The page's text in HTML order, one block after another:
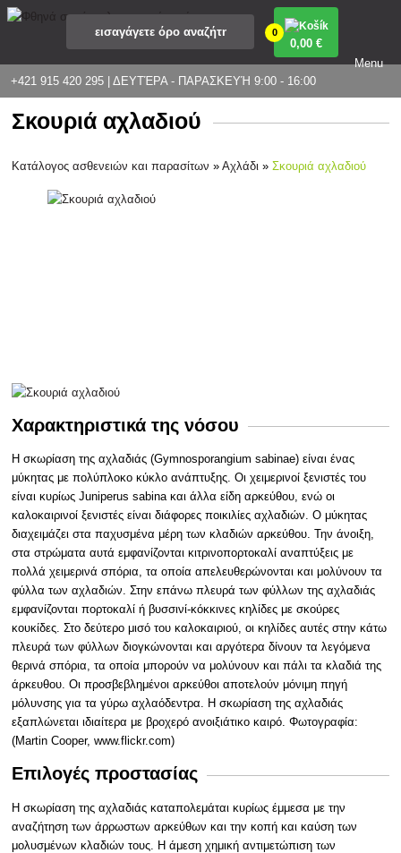
+421 915 420 295 | ΔΕΥΤΈΡΑ - ΠΑΡΑΣΚΕΥΉ 9:00 - 16:00
0
0,00 €
Menu
Σκουριά αχλαδιού
Κατάλογος ασθενειών και παρασίτων »Αχλάδι »Σκουριά αχλαδιού
Χαρακτηριστικά της νόσου
Η σκωρίαση της αχλαδιάς (Gymnosporangium sabinae) είναι ένας
μύκητας με πολύπλοκο κύκλο ανάπτυξης. Οι χειμερινοί ξενιστές του
είναι κυρίως Juniperus sabina και άλλα είδη αρκεύθου, ενώ οι
καλοκαιρινοί ξενιστές είναι διάφορες ποικιλίες αχλαδιών. Ο μύκητας
διαχειμάζει στα παχυσμένα μέρη των κλαδιών αρκεύθου. Την άνοιξη,
στα στρώματα αυτά εμφανίζονται κιτρινοπορτοκαλί αναπτύξεις με
πολλά χειμερινά σπόρια, τα οποία απελευθερώνονται και μολύνουν τα
φύλλα των αχλαδιών. Στην επάνω πλευρά των φύλλων της αχλαδιάς
εμφανίζονται πορτοκαλί ή βυσσινί-κόκκινες κηλίδες με σκούρες
κουκίδες. Στο δεύτερο μισό του καλοκαιριού, οι κηλίδες αυτές στην κάτω
πλευρά των φύλλων διογκώνονται και αργότερα δίνουν τα λεγόμενα
θερινά σπόρια, τα οποία μπορούν να μολύνουν και πάλι τα κλαδιά της
άρκευθου. Οι προσβεβλημένοι αρκεύθοι αποτελούν μόνιμη πηγή
μόλυνσης για τα γύρω αχλαόδεντρα. Η σκωρίαση της αχλαδιάς
εξαπλώνεται ιδιαίτερα με βροχερό ανοιξιάτικο καιρό. Φωτογραφία:
(Martin Cooper, www.flickr.com)
Επιλογές προστασίας
Η σκωρίαση της αχλαδιάς καταπολεμάται κυρίως έμμεσα με την
αναζήτηση των άρρωστων αρκεύθων και την κοπή και καύση των
μολυσμένων κλαδιών τους. Η άμεση χημική αντιμετώπιση των